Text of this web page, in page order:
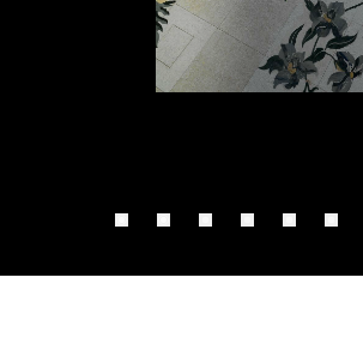
COLLEZIONI
CONTATTI